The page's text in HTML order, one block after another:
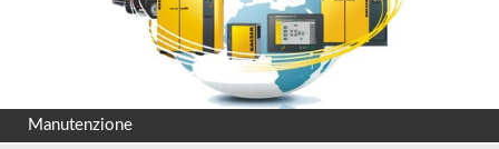
Manutenzione